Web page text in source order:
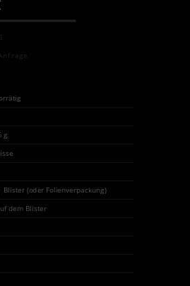
g
Blister (oder Folienverpackung)
dem Blister